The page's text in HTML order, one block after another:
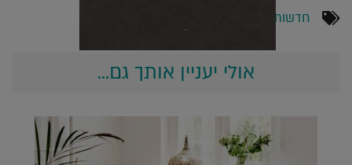
חדשות
אולי יעניין אותך גם...